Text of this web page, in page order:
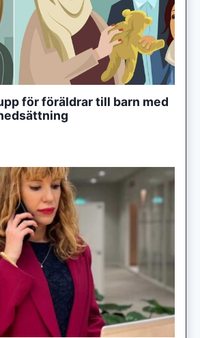
för föräldrar till barn med